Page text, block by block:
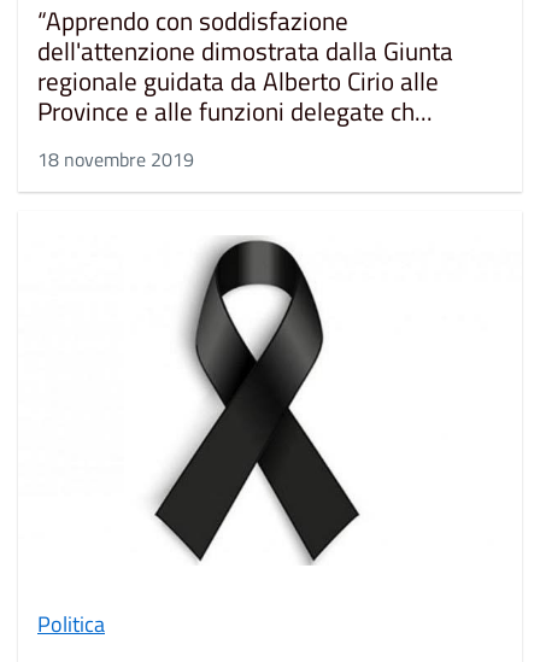
“Apprendo con soddisfazione
dell'attenzione dimostrata dalla Giunta
regionale guidata da Alberto Cirio alle
Province e alle funzioni delegate ch...
18 novembre 2019
Politica